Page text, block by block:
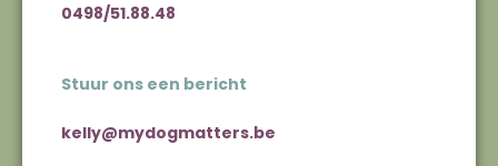
0498/51.88.48
Stuur ons een bericht
kelly@mydogmatters.be